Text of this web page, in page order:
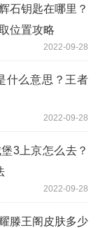
石钥匙在哪里？
位置攻略
2022-09-28
什么意思？王者
2022-09-28
3上京怎么去？
2022-09-28
滕王阁皮肤多少